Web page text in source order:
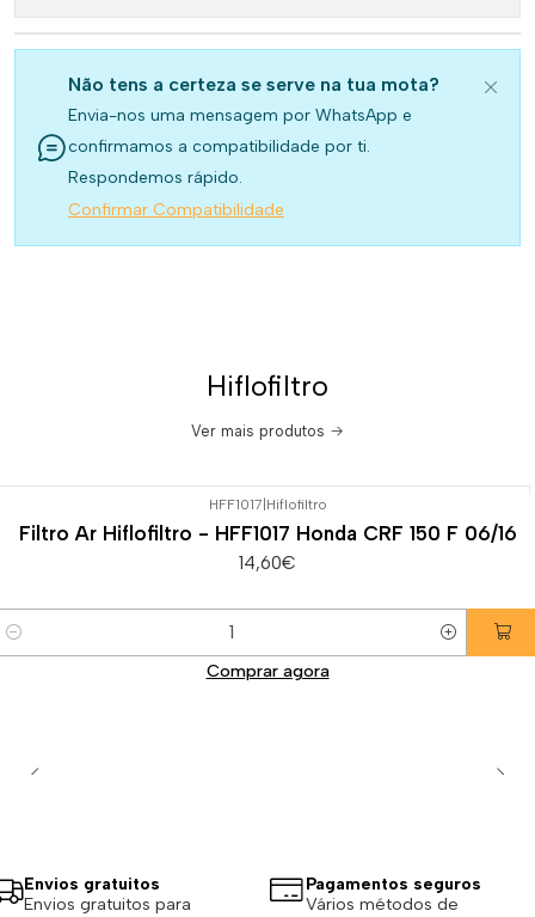
Não tens a certeza se serve na tua mota?
Envia-nos uma mensagem por WhatsApp e
confirmamos a compatibilidade por ti.
Respondemos rápido.
Confirmar Compatibilidade
Hiflofiltro
Ver mais produtos
HFF1017 Hiflofiltro
Filtro Ar Hiflofiltro - HFF1017 Honda CRF 150 F 06/16
14,60€
Comprar agora
Envios gratuitos
Envios gratuitos para
Pagamentos seguros
Vários métodos de